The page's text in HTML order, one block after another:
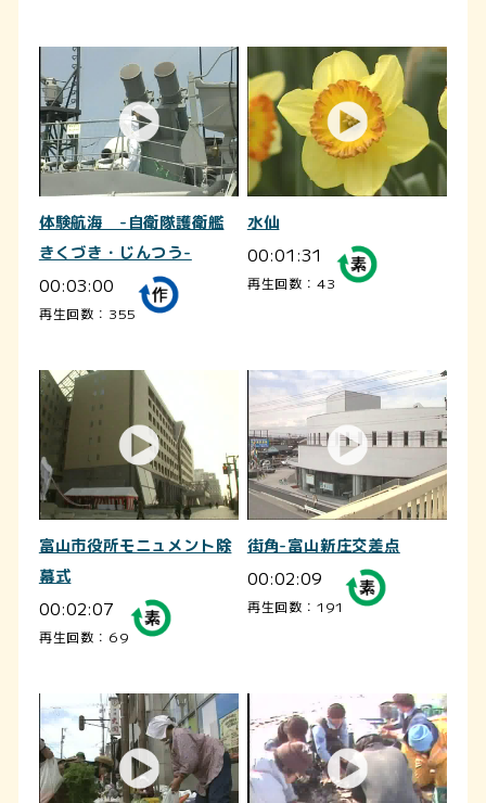
体験航海 -自衛隊護衛艦
きくづき・じんつう-
00:03:00
再生回数：355
水仙
00:01:31
再生回数：43
富山市役所モニュメント除
幕式
00:02:07
再生回数：69
街角-富山新庄交差点
00:02:09
再生回数：191